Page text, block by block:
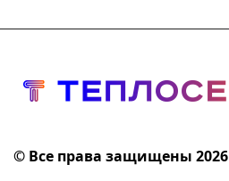
© Все права защищены 2026